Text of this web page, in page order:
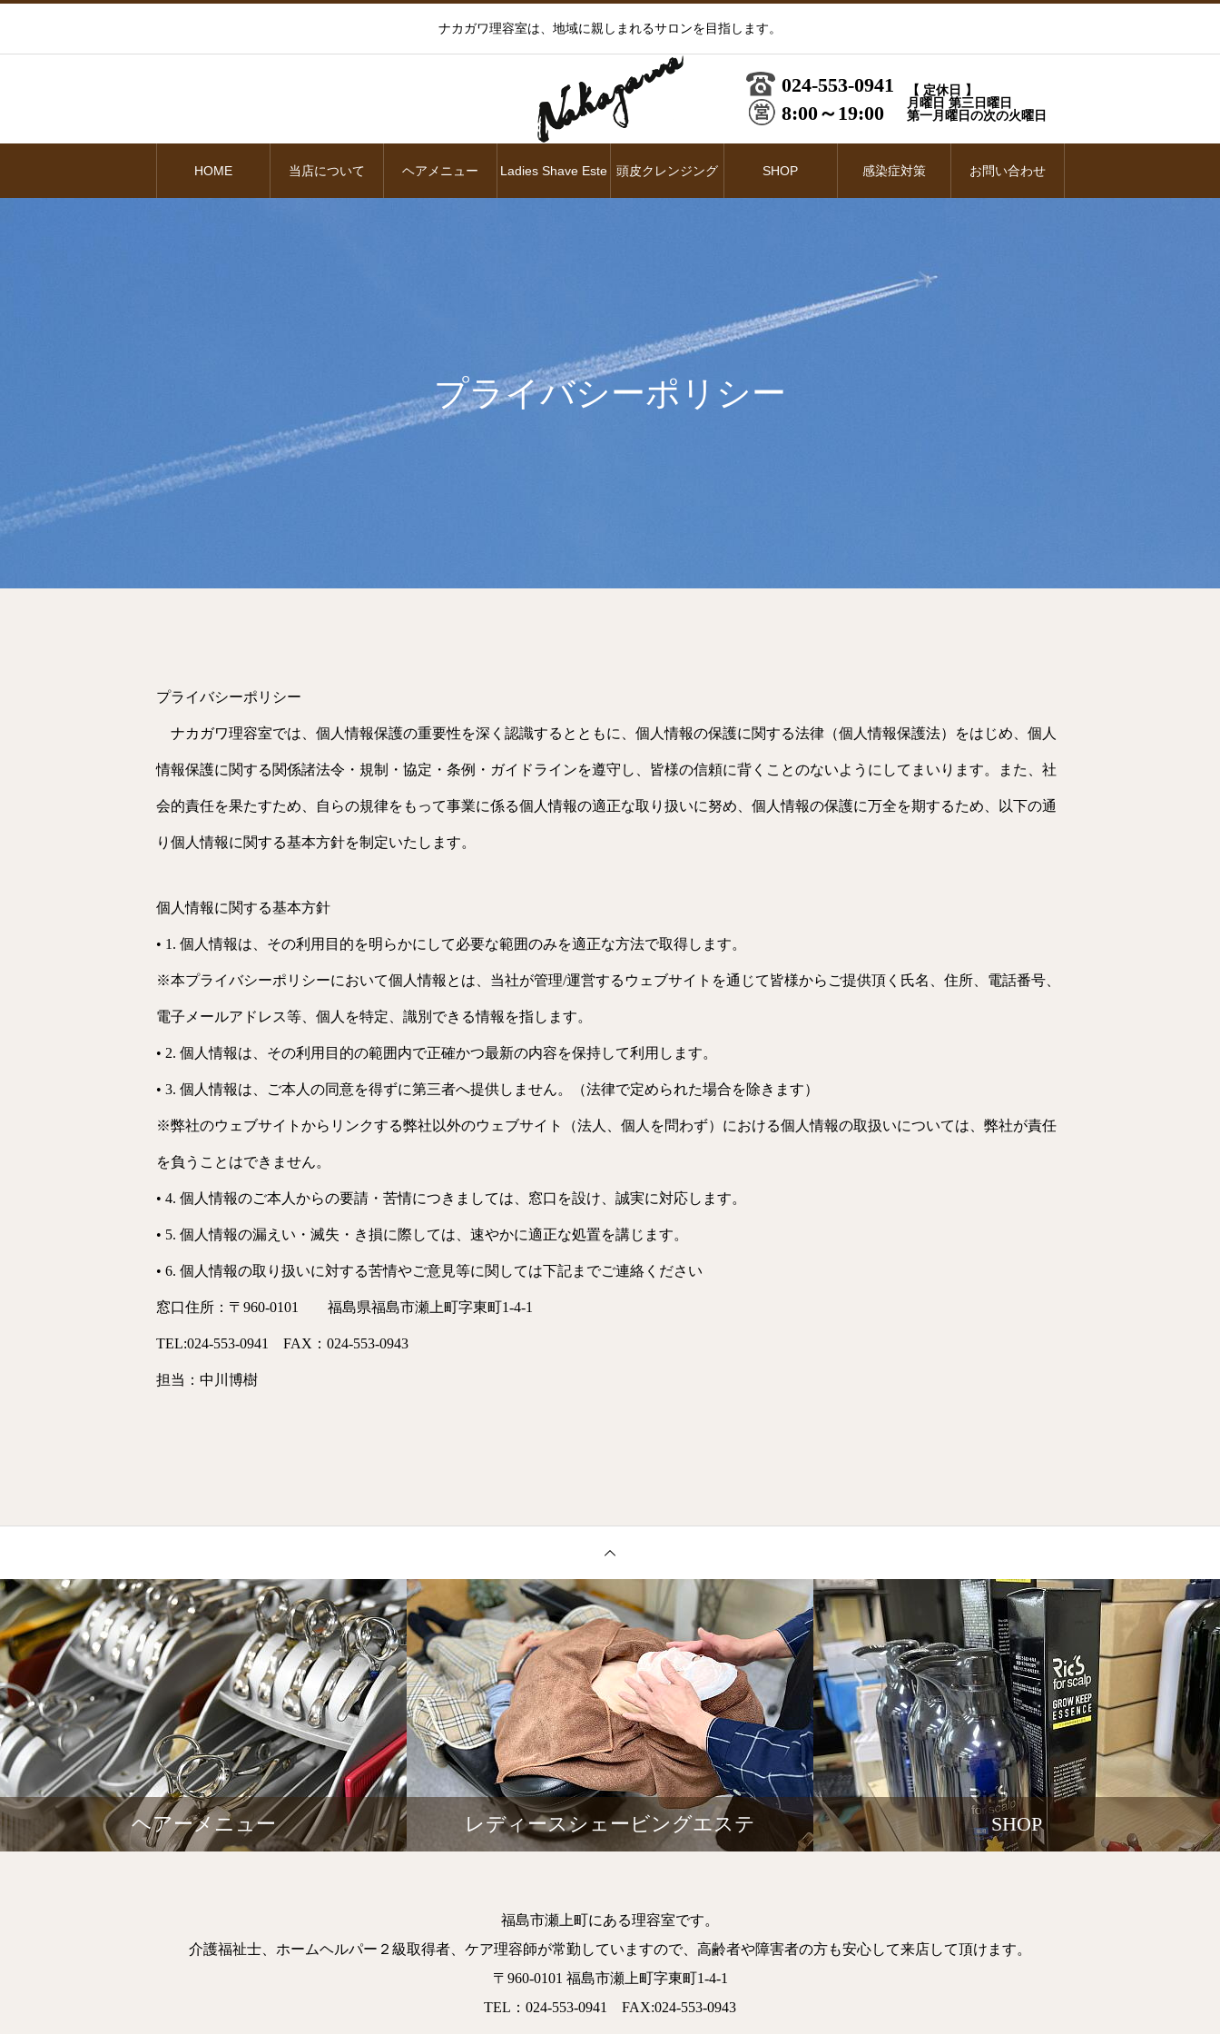
ナカガワ理容室は、地域に親しまれるサロンを目指します。
024-553-0941
【 定休日 】
月曜日 第三日曜日
第一月曜日の次の火曜日
8:00～19:00
HOME 当店について ヘアメニュー Ladies Shave Este 頭皮クレンジング SHOP 感染症対策 お問い合わせ
プライバシーポリシー
プライバシーポリシー
ナカガワ理容室では、個人情報保護の重要性を深く認識するとともに、個人情報の保護に関する法律（個人情報保護法）をはじめ、個人
情報保護に関する関係諸法令・規制・協定・条例・ガイドラインを遵守し、皆様の信頼に背くことのないようにしてまいります。また、社
会的責任を果たすため、自らの規律をもって事業に係る個人情報の適正な取り扱いに努め、個人情報の保護に万全を期するため、以下の通
り個人情報に関する基本方針を制定いたします。
個人情報に関する基本方針
• 1. 個人情報は、その利用目的を明らかにして必要な範囲のみを適正な方法で取得します。
※本プライバシーポリシーにおいて個人情報とは、当社が管理/運営するウェブサイトを通じて皆様からご提供頂く氏名、住所、電話番号、
電子メールアドレス等、個人を特定、識別できる情報を指します。
• 2. 個人情報は、その利用目的の範囲内で正確かつ最新の内容を保持して利用します。
• 3. 個人情報は、ご本人の同意を得ずに第三者へ提供しません。（法律で定められた場合を除きます）
※弊社のウェブサイトからリンクする弊社以外のウェブサイト（法人、個人を問わず）における個人情報の取扱いについては、弊社が責任
を負うことはできません。
• 4. 個人情報のご本人からの要請・苦情につきましては、窓口を設け、誠実に対応します。
• 5. 個人情報の漏えい・滅失・き損に際しては、速やかに適正な処置を講じます。
• 6. 個人情報の取り扱いに対する苦情やご意見等に関しては下記までご連絡ください
窓口住所：〒960-0101 福島県福島市瀬上町字東町1-4-1
TEL:024-553-0941 FAX：024-553-0943
担当：中川博樹
ヘアーメニュー レディースシェービングエステ SHOP
福島市瀬上町にある理容室です。
介護福祉士、ホームヘルパー２級取得者、ケア理容師が常勤していますので、高齢者や障害者の方も安心して来店して頂けます。
〒960-0101 福島市瀬上町字東町1-4-1
TEL：024-553-0941 FAX:024-553-0943